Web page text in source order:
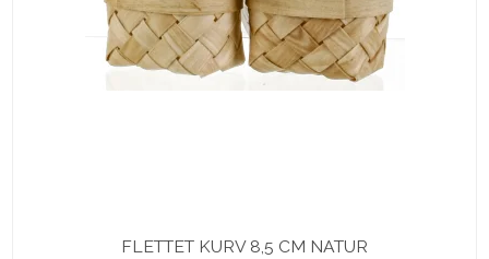
FLETTET KURV 8,5 CM NATUR